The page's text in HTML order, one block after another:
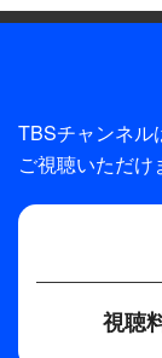
た。
客は笑いの
ライブも中盤
まっていく。
「やさしくな
会場を包み
ーで弾き語
ィングでは
1話
TBSチャンネル
ご視聴いただけ
視聴